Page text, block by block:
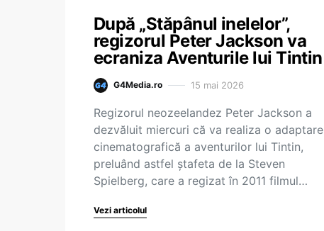
După „Stăpânul inelelor”,
regizorul Peter Jackson va
ecraniza Aventurile lui Tintin
G4Media.ro 15 mai 2026
Regizorul neozeelandez Peter Jackson a
dezvăluit miercuri că va realiza o adaptare
cinematografică a aventurilor lui Tintin,
preluând astfel ştafeta de la Steven
Spielberg, care a regizat în 2011 filmul…
Vezi articolul